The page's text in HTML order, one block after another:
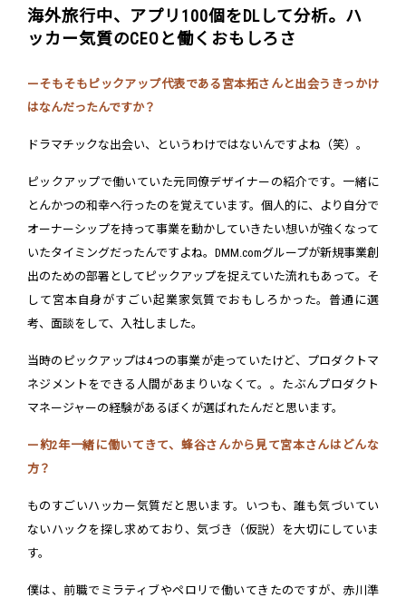
海外旅行中、アプリ100個をDLして分析。ハ
ッカー気質のCEOと働くおもしろさ
ーそもそもピックアップ代表である宮本拓さんと出会うきっかけ
はなんだったんですか？
ドラマチックな出会い、というわけではないんですよね（笑）。
ピックアップで働いていた元同僚デザイナーの紹介です。一緒に
とんかつの和幸へ行ったのを覚えています。個人的に、より自分で
オーナーシップを持って事業を動かしていきたい想いが強くなって
いたタイミングだったんですよね。DMM.comグループが新規事業創
出のための部署としてピックアップを捉えていた流れもあって。そ
して宮本自身がすごい起業家気質でおもしろかった。普通に選
考、面談をして、入社しました。
当時のピックアップは4つの事業が走っていたけど、プロダクトマ
ネジメントをできる人間があまりいなくて。。たぶんプロダクト
マネージャーの経験があるぼくが選ばれたんだと思います。
ー約2年一緒に働いてきて、蜂谷さんから見て宮本さんはどんな
方？
ものすごいハッカー気質だと思います。いつも、誰も気づいてい
ないハックを探し求めており、気づき（仮説）を大切にしていま
す。
僕は、前職でミラティブやペロリで働いてきたのですが、赤川準